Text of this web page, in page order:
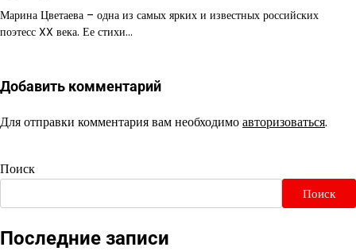
Марина Цветаева – одна из самых ярких и известных российских
поэтесс XX века. Ее стихи…
Добавить комментарий
Для отправки комментария вам необходимоавторизоваться.
Поиск
Поиск
Последние записи